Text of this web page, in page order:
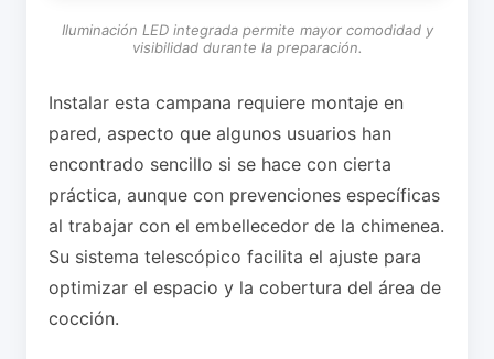
Iluminación LED integrada permite mayor comodidad y
visibilidad durante la preparación.
Instalar esta campana requiere montaje en
pared, aspecto que algunos usuarios han
encontrado sencillo si se hace con cierta
práctica, aunque con prevenciones específicas
al trabajar con el embellecedor de la chimenea.
Su sistema telescópico facilita el ajuste para
optimizar el espacio y la cobertura del área de
cocción.